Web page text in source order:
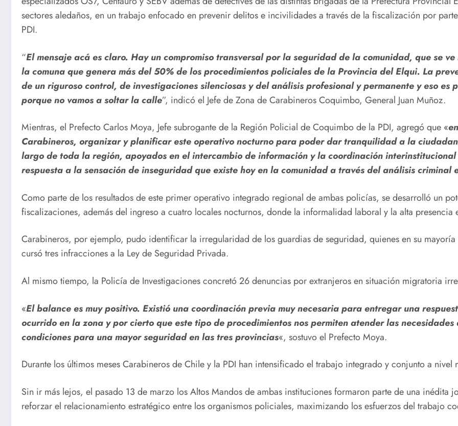
sectores aledaños, en un trabajo enfocado en prevenir delitos e incivilidades a través de la fiscalización por
PDI.
“El mensaje acá es claro. Hay un compromiso transversal por la seguridad de la comunidad, que se
la comuna que genera más del 50% de los procedimientos policiales de la Provincia del Elqui. La
de un riguroso control, de investigaciones silenciosas y del análisis profesional y permanente y eso es
porque no vamos a soltar la calle”, indicó el Jefe de Zona de Carabineros Coquimbo, General Juan Muñoz.
Mientras, el Prefecto Carlos Moya, Jefe subrogante de la Región Policial de Coquimbo de la PDI, agregó que «
Carabineros, organizar y planificar este operativo nocturno para poder dar tranquilidad a la
largo de toda la región, apoyados en el intercambio de información y la coordinación
respuesta a la sensación de inseguridad que existe hoy en la comunidad a través del análisis
Como parte de los resultados de este primer operativo integrado regional de ambas policías, se desarrolló un
fiscalizaciones, además del ingreso a cuatro locales nocturnos, donde la informalidad laboral y la alta presencia
Carabineros, por ejemplo, pudo identificar la irregularidad de los guardias de seguridad, quienes en su
cursó tres infracciones a la Ley de Seguridad Privada.
Al mismo tiempo, la Policía de Investigaciones concretó 26 denuncias por extranjeros en situación migratoria
«El balance es muy positivo. Existió una coordinación previa muy necesaria para entregar una
ocurrido en la zona y por cierto que este tipo de procedimientos nos permiten atender las
condiciones para una mayor seguridad en las tres provincias«, sostuvo el Prefecto Moya.
Durante los últimos meses Carabineros de Chile y la PDI han intensificado el trabajo integrado y conjunto a nivel
Sin ir más lejos, el pasado 13 de marzo los Altos Mandos de ambas instituciones formaron parte de una
reforzar el relacionamiento estratégico entre los organismos policiales, maximizando los esfuerzos del trabajo